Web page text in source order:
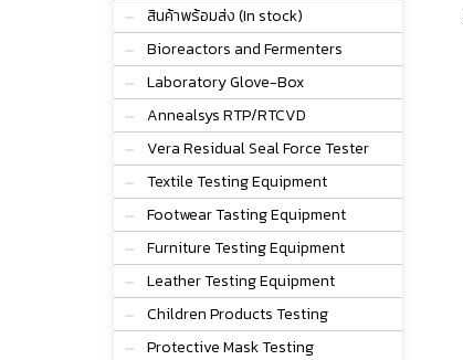
สินค้าพร้อมส่ง (In stock)
Bioreactors and Fermenters
Laboratory Glove-Box
Annealsys RTP/RTCVD
Vera Residual Seal Force Tester
Textile Testing Equipment
Footwear Tasting Equipment
Furniture Testing Equipment
Leather Testing Equipment
Children Products Testing
Protective Mask Testing